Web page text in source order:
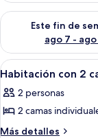
Este fin de
ago 7 - ago
Consulta la
Abrir
todas
las
fotos
de
5
Habitación con 2
2 personas
2 camas
Más detalles
Más